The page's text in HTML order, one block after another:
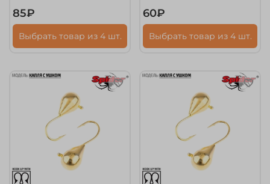
85₽
Выбрать товар из 4 шт.
60₽
Выбрать товар из 4 шт.